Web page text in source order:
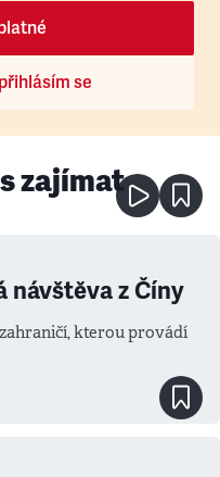
se
zajímat
návštěva z Číny
kterou provádí